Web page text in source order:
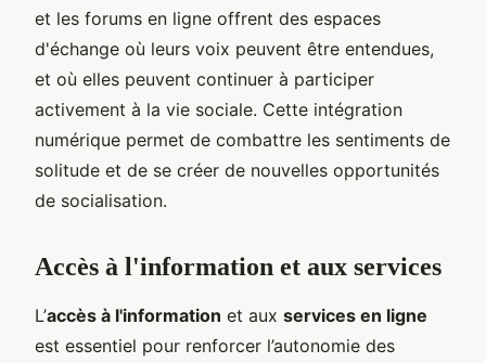
et les forums en ligne offrent des espaces
d'échange où leurs voix peuvent être entendues,
et où elles peuvent continuer à participer
activement à la vie sociale. Cette intégration
numérique permet de combattre les sentiments de
solitude et de se créer de nouvelles opportunités
de socialisation.
Accès à l'information et aux services
L’accès à l'information et aux services en ligne
est essentiel pour renforcer l’autonomie des